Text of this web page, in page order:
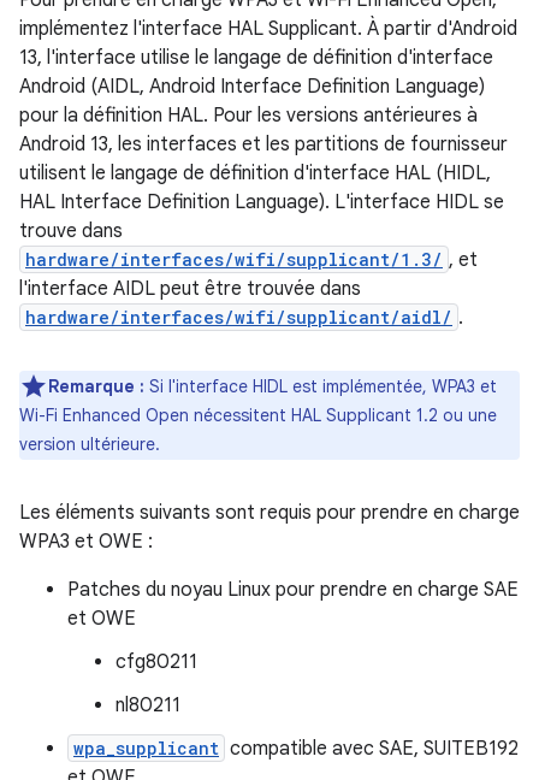
implémentez l'interface HAL Supplicant. À partir d'Android
13, l'interface utilise le langage de définition d'interface
Android (AIDL, Android Interface Definition Language)
pour la définition HAL. Pour les versions antérieures à
Android 13, les interfaces et les partitions de fournisseur
utilisent le langage de définition d'interface HAL (HIDL,
HAL Interface Definition Language). L'interface HIDL se
trouve dans
hardware/interfaces/wifi/supplicant/1.3/ , et
l'interface AIDL peut être trouvée dans
hardware/interfaces/wifi/supplicant/aidl/ .
Remarque : Si l'interface HIDL est implémentée, WPA3 et
Wi-Fi Enhanced Open nécessitent HAL Supplicant 1.2 ou une
version ultérieure.
Les éléments suivants sont requis pour prendre en charge
WPA3 et OWE :
Patches du noyau Linux pour prendre en charge SAE
et OWE
cfg80211
nl80211
wpa_supplicant compatible avec SAE, SUITEB192